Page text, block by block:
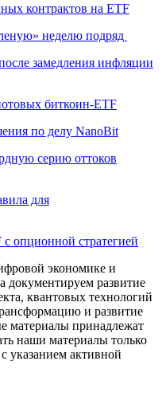
контрактов на ETF
неделю подряд
замедления инфляции
биткоин-ETF
по делу NanoBit
серию оттоков
для
опционной стратегией
экономике и
документируем развитие
квантовых технологий
и развитие
материалы принадлежат
наши материалы только
указанием активной